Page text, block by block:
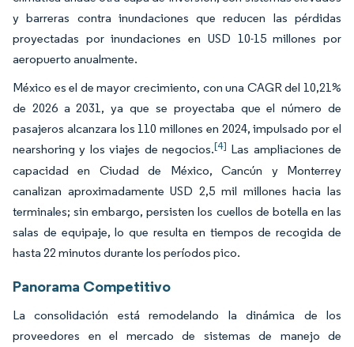
y barreras contra inundaciones que reducen las pérdidas
proyectadas por inundaciones en USD 10-15 millones por
aeropuerto anualmente.
México es el de mayor crecimiento, con una CAGR del 10,21%
de 2026 a 2031, ya que se proyectaba que el número de
pasajeros alcanzara los 110 millones en 2024, impulsado por el
nearshoring y los viajes de negocios.[4] Las ampliaciones de
capacidad en Ciudad de México, Cancún y Monterrey
canalizan aproximadamente USD 2,5 mil millones hacia las
terminales; sin embargo, persisten los cuellos de botella en las
salas de equipaje, lo que resulta en tiempos de recogida de
hasta 22 minutos durante los períodos pico.
Panorama Competitivo
La consolidación está remodelando la dinámica de los
proveedores en el mercado de sistemas de manejo de